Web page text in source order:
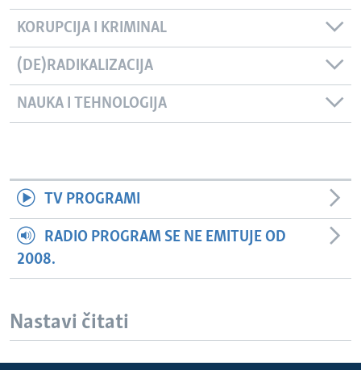
KORUPCIJA I KRIMINAL
(DE)RADIKALIZACIJA
NAUKA I TEHNOLOGIJA
TV PROGRAMI
RADIO PROGRAM SE NE EMITUJE OD
2008.
Nastavi čitati